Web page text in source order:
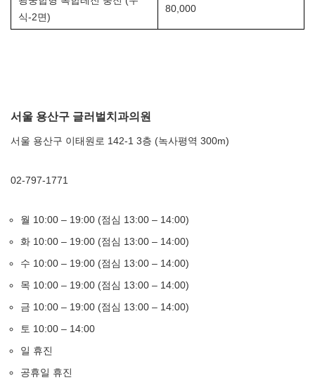
식-2면)
80,000
서울 용산구 글러벌치과의원
서울 용산구 이태원로 142-1 3층 (녹사평역 300m)
02-797-1771
월 10:00 – 19:00 (점심 13:00 – 14:00)
화 10:00 – 19:00 (점심 13:00 – 14:00)
수 10:00 – 19:00 (점심 13:00 – 14:00)
목 10:00 – 19:00 (점심 13:00 – 14:00)
금 10:00 – 19:00 (점심 13:00 – 14:00)
토 10:00 – 14:00
일 휴진
공휴일 휴진